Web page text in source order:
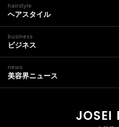
hairstyle
ヘアスタイル
business
ビジネス
news
美容界ニュース